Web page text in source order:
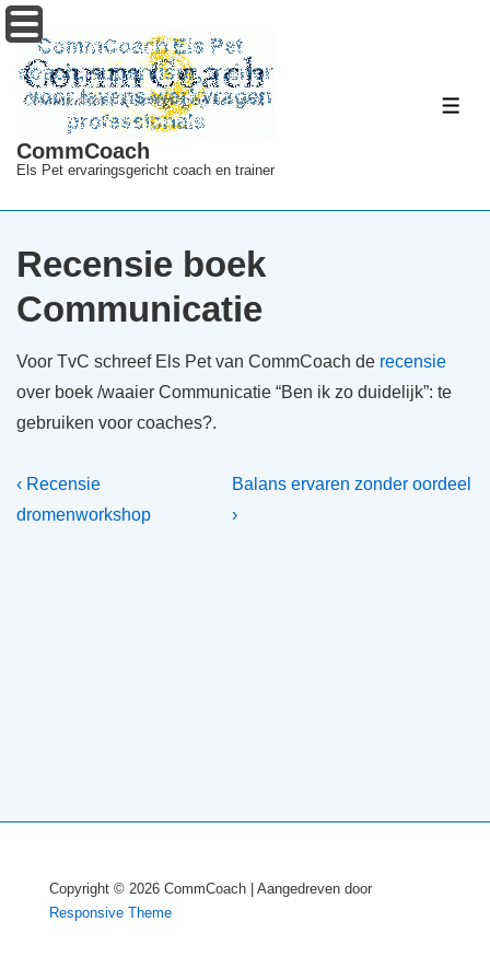
↓
Doorgaan
naar
hoofdinhoud
CommCoach
Els Pet ervaringsgericht coach en trainer
Recensie boek
Communicatie
Voor TvC schreef Els Pet van CommCoach de recensie
over boek /waaier Communicatie “Ben ik zo duidelijk”: te
gebruiken voor coaches?.
Bericht
navigatie
Vorig
bericht
‹ Recensie
dromenworkshop
Volgende
bericht
Balans ervaren zonder oordeel
›
Copyright © 2026 CommCoach
| Aangedreven door
Responsive Theme